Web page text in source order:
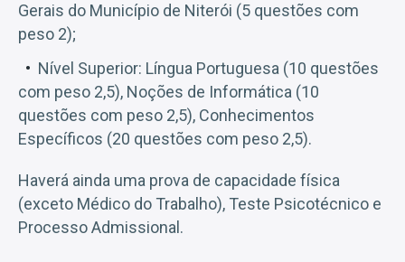
Gerais do Município de Niterói (5 questões com
peso 2);
Nível Superior: Língua Portuguesa (10 questões
com peso 2,5), Noções de Informática (10
questões com peso 2,5), Conhecimentos
Específicos (20 questões com peso 2,5).
Haverá ainda uma prova de capacidade física
(exceto Médico do Trabalho), Teste Psicotécnico e
Processo Admissional.